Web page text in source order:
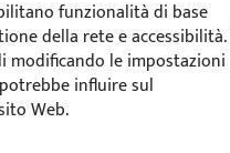
funzionalità di base
della rete e accessibilità.
modificando le impostazioni
influire sul
Web.